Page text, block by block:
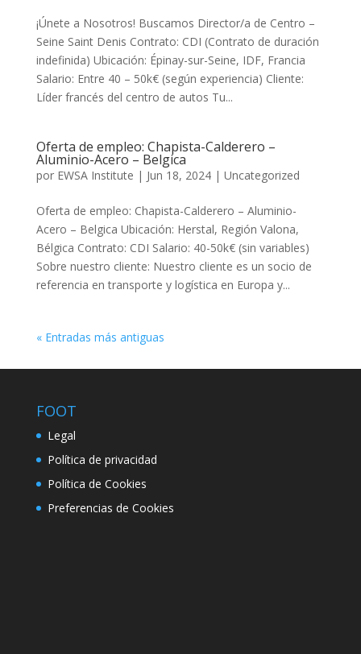
¡Únete a Nosotros! Buscamos Director/a de Centro –
Seine Saint Denis Contrato: CDI (Contrato de duración
indefinida) Ubicación: Épinay-sur-Seine, IDF, Francia
Salario: Entre 40 – 50k€ (según experiencia) Cliente:
Líder francés del centro de autos Tu...
Oferta de empleo: Chapista-Calderero –
Aluminio-Acero – Belgica
por EWSA Institute | Jun 18, 2024| Uncategorized
Oferta de empleo: Chapista-Calderero – Aluminio-
Acero – Belgica Ubicación: Herstal, Región Valona,
Bélgica Contrato: CDI Salario: 40-50k€ (sin variables)
Sobre nuestro cliente: Nuestro cliente es un socio de
referencia en transporte y logística en Europa y...
« Entradas más antiguas
FOOT
Legal
Política de privacidad
Política de Cookies
Preferencias de Cookies